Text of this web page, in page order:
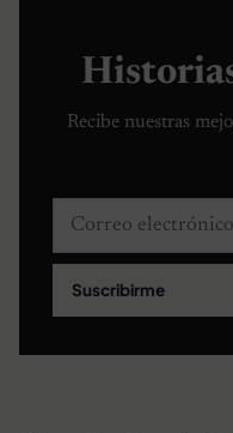
Recibe nuestras
Correo electrónico
Suscribirme